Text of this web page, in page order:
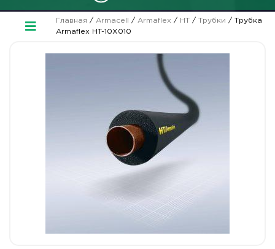
Главная / Armacell / Armaflex / HT/ Трубки / Трубка
Armaflex HT-10X010